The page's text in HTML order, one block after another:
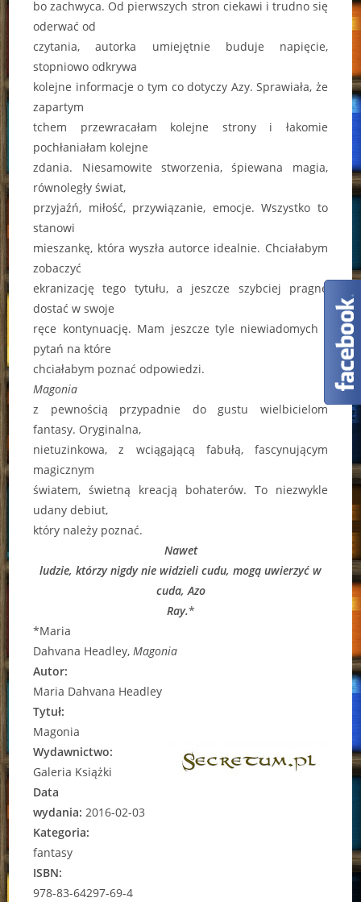
bo zachwyca. Od pierwszych stron ciekawi i trudno się
oderwać od
czytania, autorka umiejętnie buduje napięcie,
stopniowo odkrywa
kolejne informacje o tym co dotyczy Azy. Sprawiała, że
zapartym
tchem przewracałam kolejne strony i łakomie
pochłaniałam kolejne
zdania. Niesamowite stworzenia, śpiewana magia,
równoległy świat,
przyjaźń, miłość, przywiązanie, emocje. Wszystko to
stanowi
mieszankę, która wyszła autorce idealnie. Chciałabym
zobaczyć
ekranizację tego tytułu, a jeszcze szybciej pragnę
dostać w swoje
ręce kontynuację. Mam jeszcze tyle niewiadomych i
pytań na które
chciałabym poznać odpowiedzi.
Magonia
z pewnością przypadnie do gustu wielbicielom
fantasy. Oryginalna,
nietuzinkowa, z wciągającą fabułą, fascynującym
magicznym
światem, świetną kreacją bohaterów. To niezwykle
udany debiut,
który należy poznać.
Nawet
ludzie, którzy nigdy nie widzieli cudu, mogą uwierzyć w
cuda, Azo
Ray.*
*Maria
Dahvana Headley,Magonia
Autor:
Maria Dahvana Headley
Tytuł:
Magonia
Wydawnictwo:
Galeria Książki
Data
wydania:2016-02-03
Kategoria:
fantasy
ISBN:
978-83-64297-69-4